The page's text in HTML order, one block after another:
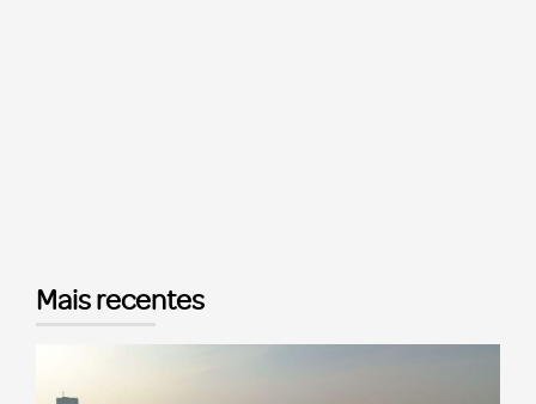
Mais recentes